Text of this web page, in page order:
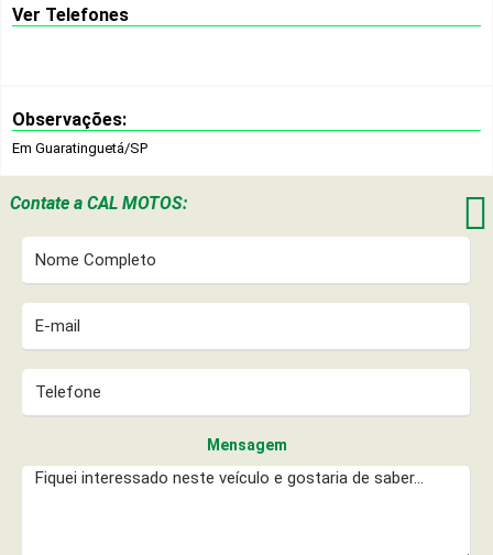
Ver Telefones
Observações:
Em Guaratinguetá/SP
Contate a CAL MOTOS: 
Mensagem